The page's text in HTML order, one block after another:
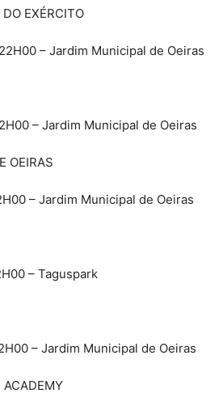
EXÉRCITO
– Jardim Municipal de Oeiras
– Jardim Municipal de Oeiras
OEIRAS
– Jardim Municipal de Oeiras
– Taguspark
– Jardim Municipal de Oeiras
ACADEMY